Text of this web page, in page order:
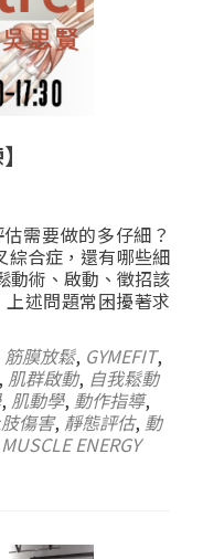
需要做的多仔細？
綜合症，還有哪些細
動術、啟動、徵招該
述問題常困擾著求
筋膜放鬆, GYMEFIT,
肌群啟動, 自我鬆動
, 肌動學, 動作指導,
肢傷害, 靜態評估, 動
MUSCLE ENERGY